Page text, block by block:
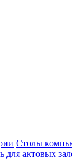
Столы
для актовых